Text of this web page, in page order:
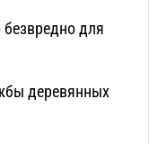
для
деревянных